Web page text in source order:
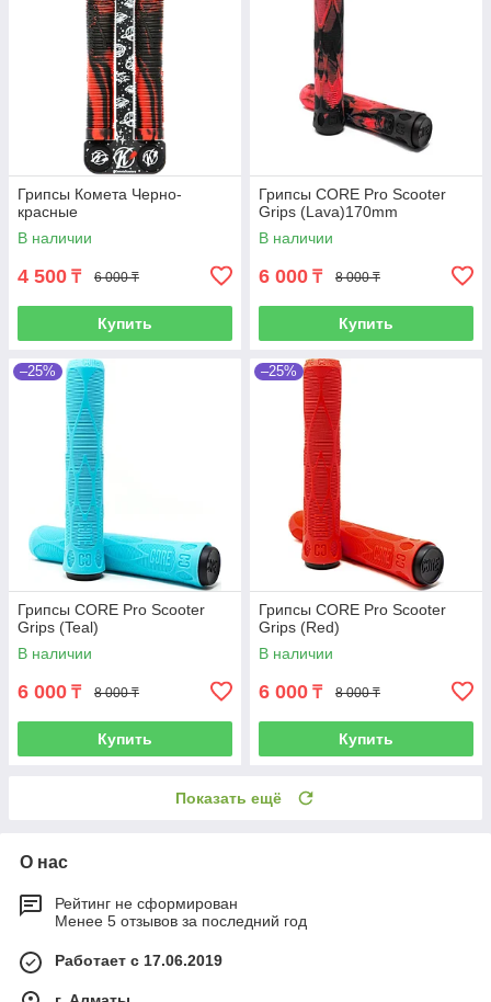
Грипсы Комета Черно-
красные
В наличии
4 500 ₸ 6 000 ₸
Купить
Грипсы CORE Pro Scooter
Grips (Lava)170mm
В наличии
6 000 ₸ 8 000 ₸
Купить
–25%
Грипсы CORE Pro Scooter
Grips (Teal)
В наличии
6 000 ₸ 8 000 ₸
Купить
–25%
Грипсы CORE Pro Scooter
Grips (Red)
В наличии
6 000 ₸ 8 000 ₸
Купить
Показать ещё
О нас
Рейтинг не сформирован
Менее 5 отзывов за последний год
Работает с 17.06.2019